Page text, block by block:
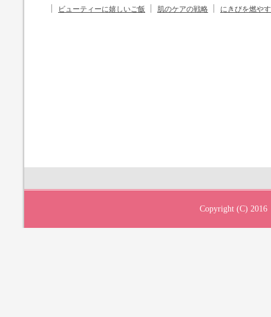
ビューティーに嬉しいご飯 肌のケアの戦略 にきびを燃やす
Copyright (C) 2016